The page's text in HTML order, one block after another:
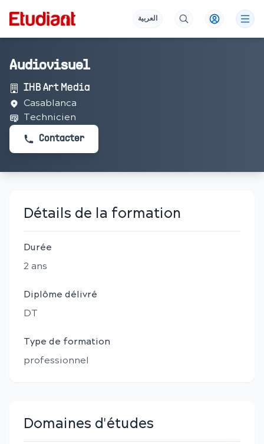
العربية
Audiovisuel
IHB Art Media
Casablanca
Technicien
Contacter
Détails de la formation
Durée
2 ans
Diplôme délivré
DT
Type de formation
professionnel
Domaines d'études